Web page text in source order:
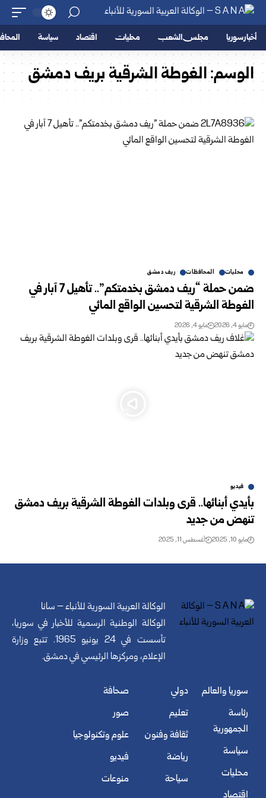
أخبار سوريا مجلس الشعب محليات اقتصاد سياسة
الوسم:الغوطة الشرقية بريف دمشق
محليات المحافظات ريف دمشق
ضمن حملة “ريف دمشق بخدمتكم”.. تأهيل 7 آبار في
الغوطة الشرقية لتحسين الواقع المائي
مايو 4, 2026 مايو 4, 2026
فيديو
بأيدي أبنائها.. قرى وبلدات الغوطة الشرقية بريف دمشق
تنهض من جديد
مايو 10, 2025 أغسطس 11, 2025
الوكالة العربية السورية للأنباء – سانا
الوكالة الوطنية الرسمية للأخبار في سوريا،
تأسست في 24 يونيو 1965. تتبع وزارة
الإعلام، ومركزها الرئيسي في دمشق.
سوريا والعالم
رئاسة
الجمهورية
سياسة
محليات
اقتصاد
دولي
تعليم
ثقافة وفنون
رياضة
سياحة
صحافة
صور
علوم وتكنولوجيا
فيديو
منوعات